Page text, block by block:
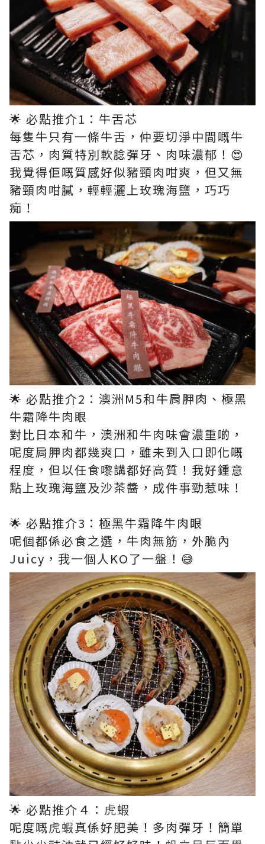
🌟 必點推介1：牛舌芯​
每隻牛只有一條牛舌，仲要切淨中間嘅牛
舌芯，肉質特別軟腍彈牙、肉味濃郁！😍​
我覺得佢嘅質感好似豬頸肉咁爽，但又無
豬頸肉咁膩，輕輕灑上玫瑰海鹽，巧巧
痴！​
🌟 必點推介2：澳洲M5和牛肩胛肉​、極黑
牛霜降牛肉眼
對比日本和牛，澳洲和牛肉味會濃重啲，
呢度肩胛肉都幾爽口，雖未到入口即化嘅
程度，但以任食嚟講都好高質！我好鍾意
點上玫瑰海鹽及沙茶醬，成件事勁惹味！​
🌟 必點推介3：極黑牛霜降牛肉眼
呢個都係必食之選，牛肉無筋，外脆內
Juicy，我一個人KO了一盤！😅​
🌟 必點推介４： 虎蝦
呢度嘅虎蝦真係好肥美！多肉彈牙！簡單